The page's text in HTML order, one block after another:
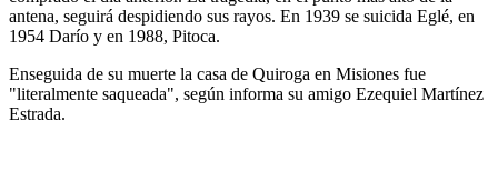
antena, seguirá despidiendo sus rayos. En 1939 se suicida Eglé, en
1954 Darío y en 1988, Pitoca.
Enseguida de su muerte la casa de Quiroga en Misiones fue
"literalmente saqueada", según informa su amigo Ezequiel Martínez
Estrada.